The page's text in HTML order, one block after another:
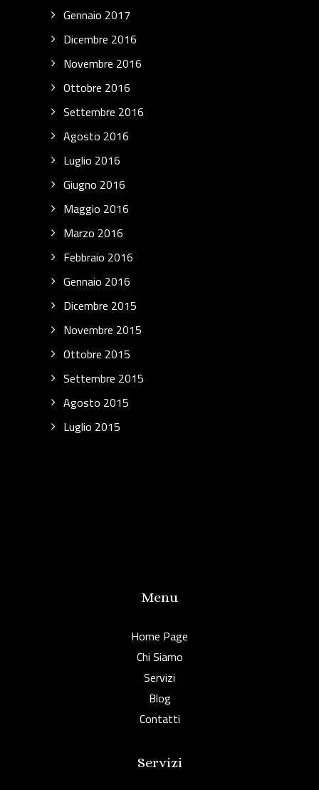
Gennaio 2017
Dicembre 2016
Novembre 2016
Ottobre 2016
Settembre 2016
Agosto 2016
Luglio 2016
Giugno 2016
Maggio 2016
Marzo 2016
Febbraio 2016
Gennaio 2016
Dicembre 2015
Novembre 2015
Ottobre 2015
Settembre 2015
Agosto 2015
Luglio 2015
Menu
Home Page
Chi Siamo
Servizi
Blog
Contatti
Servizi